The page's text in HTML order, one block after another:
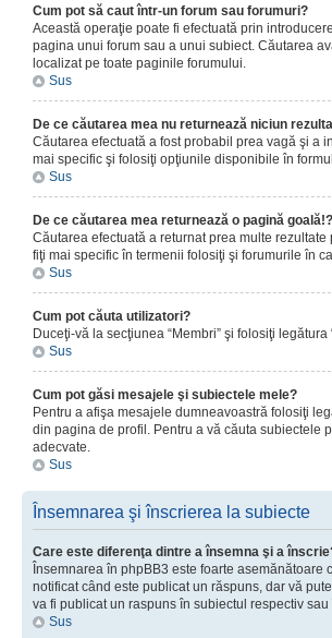
Cum pot să caut într-un forum sau forumuri?
Această operaţie poate fi efectuată prin
pagina unui forum sau a unui subiect. Căutarea
localizat pe toate paginile forumului.
Sus
De ce căutarea mea nu returnează niciun
Căutarea efectuată a fost probabil prea vagă şi a
mai specific şi folosiţi opţiunile disponibile în
Sus
De ce căutarea mea returnează o pagină goală!?
Căutarea efectuată a returnat prea multe
fiţi mai specific în termenii folosiţi şi forumurile în
Sus
Cum pot căuta utilizatori?
Duceţi-vă la secţiunea “Membri” şi folosiţi legătura
Sus
Cum pot găsi mesajele şi subiectele mele?
Pentru a afişa mesajele dumneavoastră folosiţi
din pagina de profil. Pentru a vă căuta subiectele
adecvate.
Sus
Însemnarea şi înscrierea la subiecte
Care este diferenţa dintre a însemna şi a
Însemnarea în phpBB3 este foarte
notificat când este publicat un răspuns, dar vă
va fi publicat un raspuns în subiectul respectiv
Sus